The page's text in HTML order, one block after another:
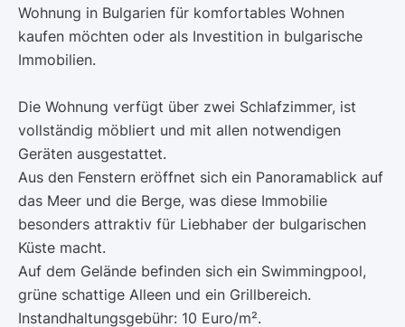
Wohnung in Bulgarien für komfortables Wohnen
kaufen möchten oder als Investition in bulgarische
Immobilien.
Die Wohnung verfügt über zwei Schlafzimmer, ist
vollständig möbliert und mit allen notwendigen
Geräten ausgestattet.
Aus den Fenstern eröffnet sich ein Panoramablick auf
das Meer und die Berge, was diese Immobilie
besonders attraktiv für Liebhaber der bulgarischen
Küste macht.
Auf dem Gelände befinden sich ein Swimmingpool,
grüne schattige Alleen und ein Grillbereich.
Instandhaltungsgebühr: 10 Euro/m².